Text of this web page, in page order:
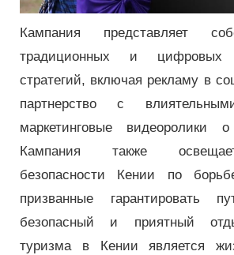
Кампания представляет
традиционных и цифровых
стратегий, включая рекламу в
партнерство с
маркетинговые видеоролики
Кампания также
безопасности Кении по
призванные гарантировать
безопасный и приятный
туризма в Кении является